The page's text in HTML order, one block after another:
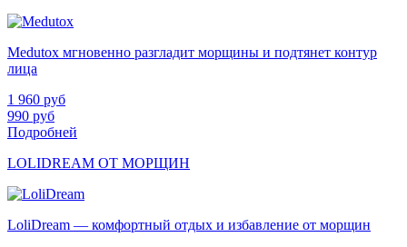
Medutox мгновенно разгладит морщины и подтянет контур
лица
1 960 руб
990 руб
Подробней
LOLIDREAM ОТ МОРЩИН
LoliDream — комфортный отдых и избавление от морщин